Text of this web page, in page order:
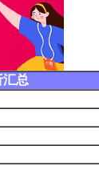
汇总